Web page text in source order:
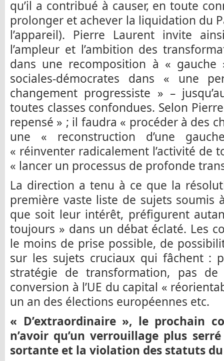
qu’il a contribué à causer, en toute
prolonger et achever la liquidation du
l’appareil). Pierre Laurent invite
l’ampleur et l’ambition des
dans une recomposition à « gauche
sociales-démocrates dans « une
changement progressiste » –
toutes classes confondues. Selon
repensé » ; il faudra « procéder à des
une « reconstruction d’une
« réinventer radicalement l’activité de
« lancer un processus de profonde
La direction a tenu à ce que la
première vaste liste de sujets soumis
que soit leur intérêt, préfigurent
toujours » dans un débat éclaté. Les
le moins de prise possible, de
sur les sujets cruciaux qui fâchent :
stratégie de transformation, pas
conversion à l’UE du capital «
un an des élections européennes etc.
« D’extraordinaire », le prochain
n’avoir qu’un verrouillage plus
sortante et la violation des statuts